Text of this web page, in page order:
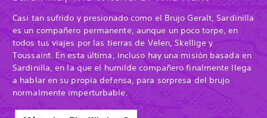
Casi tan sufrido y presionado como el Brujo Geralt, Sardinilla
es un compañero permanente, aunque un poco torpe, en
todos tus viajes por las tierras de Velen, Skellige y
Toussaint. En esta última, incluso hay una misión basada en
Sardinilla, en la que el humilde compañero finalmente llega
a hablar en su propia defensa, para sorpresa del brujo
normalmente imperturbable.